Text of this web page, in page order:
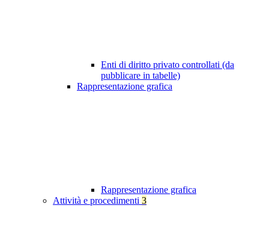
Enti di diritto privato controllati (da
pubblicare in tabelle)
Rappresentazione grafica
Rappresentazione grafica
Attività e procedimenti 3